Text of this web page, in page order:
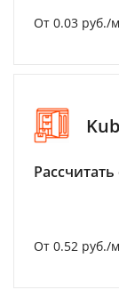
От 0.03 руб./
От 0.52 руб./